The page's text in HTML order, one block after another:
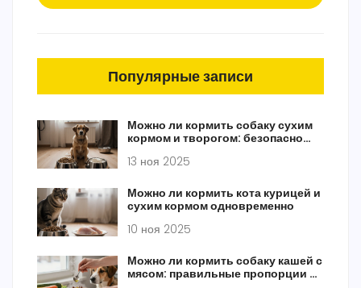
Популярные записи
Можно ли кормить собаку сухим
кормом и творогом: безопасно
13 ноя 2025
Можно ли кормить кота курицей и
сухим кормом одновременно
10 ноя 2025
Можно ли кормить собаку кашей с
мясом: правильные пропорции и